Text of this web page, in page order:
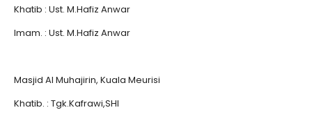
Khatib : Ust. M.Hafiz Anwar
Imam. : Ust. M.Hafiz Anwar
Masjid Al Muhajirin, Kuala Meurisi
Khatib. : Tgk.Kafrawi,SHI